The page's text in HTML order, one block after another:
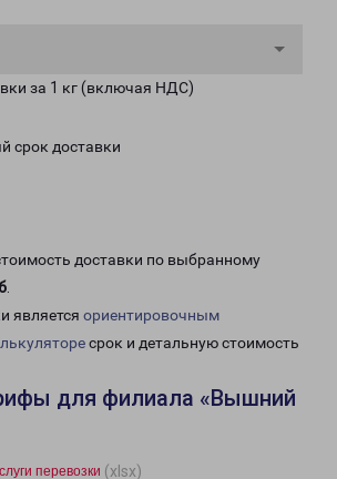
за 1 кг (включая НДС)
срок доставки
доставки по выбранному
.
является ориентировочным
срок и детальную стоимость
для филиала «Вышний
перевозки (xlsx)